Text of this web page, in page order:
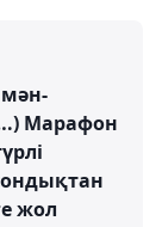
Марафон
жол